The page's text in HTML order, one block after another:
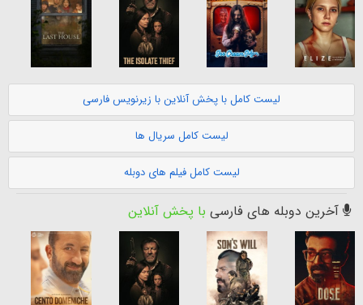
لیست کامل با پخش آنلاین با زیرنویس فارسی
لیست کامل سریال ها
لیست کامل فیلم های دوبله
آخرین دوبله های فارسی با پخش آنلاین